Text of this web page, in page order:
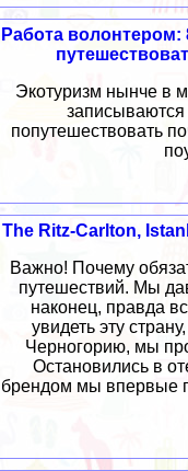
Работа
Экотуризм нынче в
попутешествовать
The Ritz-Carlton,
Важно! Почему
путешествий. Мы
наконец, правда
увидеть эту
Черногорию, мы
Остановились в
брендом мы впервые